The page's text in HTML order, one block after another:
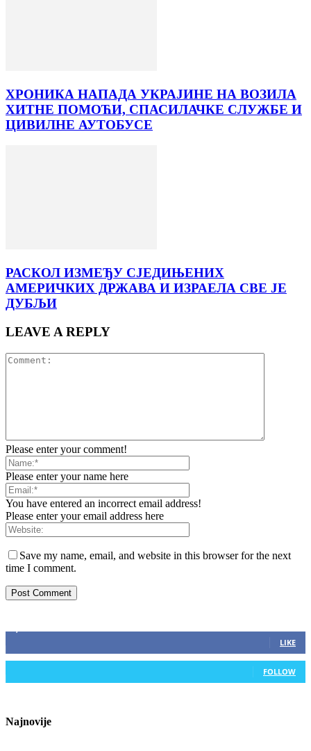
ХРОНИКА НАПАДА УКРАЈИНЕ НА ВОЗИЛА
ХИТНЕ ПОМОЋИ, СПАСИЛАЧКЕ СЛУЖБЕ И
ЦИВИЛНЕ АУТОБУСЕ
РАСКОЛ ИЗМЕЂУ СЈЕДИЊЕНИХ
АМЕРИЧКИХ ДРЖАВА И ИЗРАЕЛА СВЕ ЈЕ
ДУБЉИ
LEAVE A REPLY
Please enter your comment!
Please enter your name here
You have entered an incorrect email address!
Please enter your email address here
Save my name, email, and website in this browser for the next
time I comment.
LIKE
FOLLOW
Najnovije